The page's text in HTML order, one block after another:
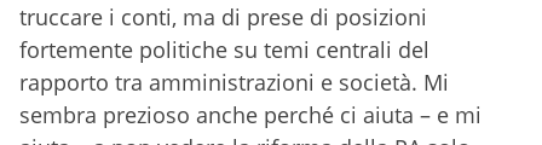
truccare i conti, ma di prese di posizioni
fortemente politiche su temi centrali del
rapporto tra amministrazioni e società. Mi
sembra prezioso anche perché ci aiuta – e mi